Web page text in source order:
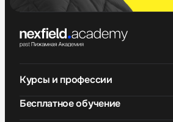
Курсы и профессии
Бесплатное обучение